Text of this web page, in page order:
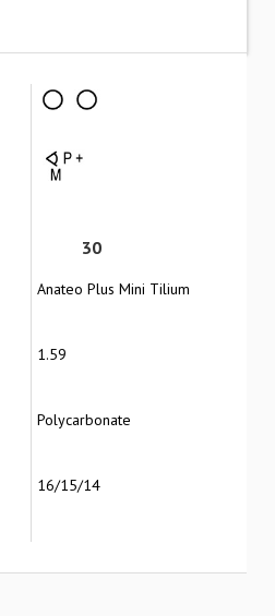
30
Anateo Plus Mini Tilium
1.59
Polycarbonate
16/15/14